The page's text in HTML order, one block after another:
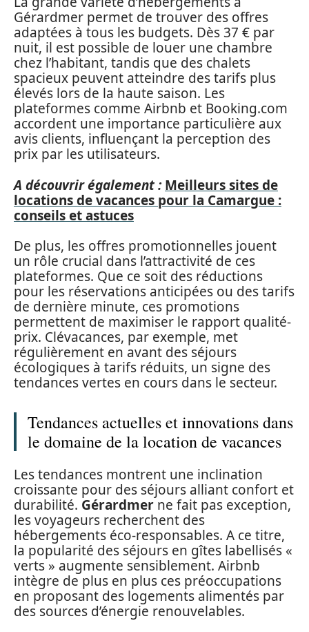
Gérardmer permet de trouver des offres
adaptées à tous les budgets. Dès 37 € par
nuit, il est possible de louer une chambre
chez l’habitant, tandis que des chalets
spacieux peuvent atteindre des tarifs plus
élevés lors de la haute saison. Les
plateformes comme Airbnb et Booking.com
accordent une importance particulière aux
avis clients, influençant la perception des
prix par les utilisateurs.
A découvrir également : Meilleurs sites de
locations de vacances pour la Camargue :
conseils et astuces
De plus, les offres promotionnelles jouent
un rôle crucial dans l’attractivité de ces
plateformes. Que ce soit des réductions
pour les réservations anticipées ou des tarifs
de dernière minute, ces promotions
permettent de maximiser le rapport qualité-
prix. Clévacances, par exemple, met
régulièrement en avant des séjours
écologiques à tarifs réduits, un signe des
tendances vertes en cours dans le secteur.
Tendances actuelles et innovations dans
le domaine de la location de vacances
Les tendances montrent une inclination
croissante pour des séjours alliant confort et
durabilité. Gérardmer ne fait pas exception,
les voyageurs recherchent des
hébergements éco-responsables. A ce titre,
la popularité des séjours en gîtes labellisés «
verts » augmente sensiblement. Airbnb
intègre de plus en plus ces préoccupations
en proposant des logements alimentés par
des sources d’énergie renouvelables.